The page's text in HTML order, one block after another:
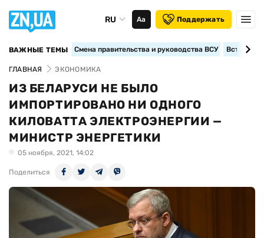
RU Аа Поддержать
ВАЖНЫЕ ТЕМЫ Смена правительства и руководства ВСУ
ГЛАВНАЯ ЭКОНОМИКА
ИЗ БЕЛАРУСИ НЕ БЫЛО
ИМПОРТИРОВАНО НИ ОДНОГО
КИЛОВАТТА ЭЛЕКТРОЭНЕРГИИ —
МИНИСТР ЭНЕРГЕТИКИ
05 ноября, 2021, 14:02
Поделиться